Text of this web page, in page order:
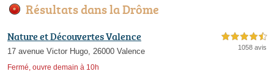
Résultats dans la Drôme
Nature et Découvertes Valence
17 avenue Victor Hugo, 26000 Valence
Fermé, ouvre demain à 10h
4,5 étoiles sur 5
1058 avis